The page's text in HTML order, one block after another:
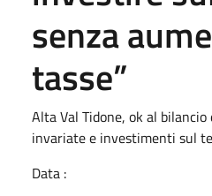
senza
tasse”
Alta Val Tidone, ok al bilancio
invariate e investimenti sul
Data :